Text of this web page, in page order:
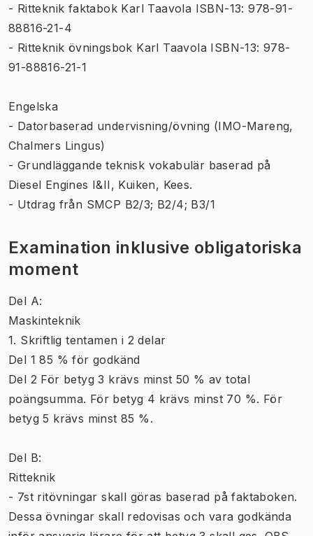
- Ritteknik faktabok Karl Taavola ISBN-13: 978-91-
88816-21-4
- Ritteknik övningsbok Karl Taavola ISBN-13: 978-
91-88816-21-1
Engelska
- Datorbaserad undervisning/övning (IMO-Mareng,
Chalmers Lingus)
- Grundläggande teknisk vokabulär baserad på
Diesel Engines I&II, Kuiken, Kees.
- Utdrag från SMCP B2/3; B2/4; B3/1
Examination inklusive obligatoriska
moment
Del A:
Maskinteknik
1. Skriftlig tentamen i 2 delar
Del 1 85 % för godkänd
Del 2 För betyg 3 krävs minst 50 % av total
poängsumma. För betyg 4 krävs minst 70 %. För
betyg 5 krävs minst 85 %.
Del B:
Ritteknik
- 7st ritövningar skall göras baserad på faktaboken.
Dessa övningar skall redovisas och vara godkända